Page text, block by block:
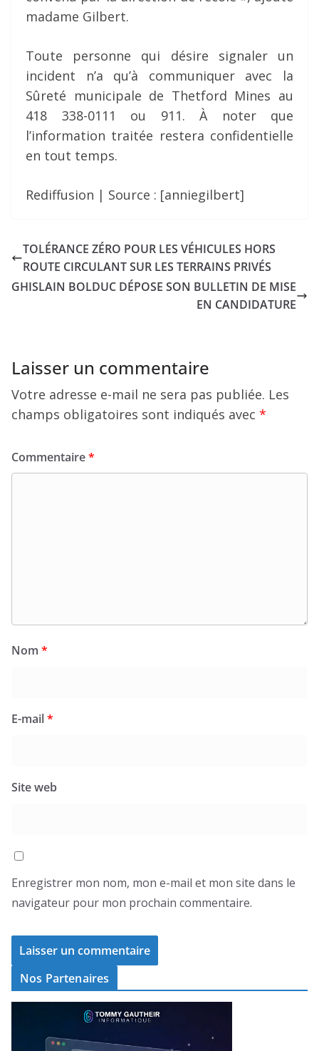
madame Gilbert.
Toute personne qui désire signaler un
incident n’a qu’à communiquer avec la
Sûreté municipale de Thetford Mines au
418 338-0111 ou 911. À noter que
l’information traitée restera confidentielle
en tout temps.
Rediffusion | Source : [anniegilbert]
TOLÉRANCE ZÉRO POUR LES VÉHICULES HORS
ROUTE CIRCULANT SUR LES TERRAINS PRIVÉS
GHISLAIN BOLDUC DÉPOSE SON BULLETIN DE MISE
EN CANDIDATURE
Laisser un commentaire
Votre adresse e-mail ne sera pas publiée. Les
champs obligatoires sont indiqués avec *
Commentaire*
Nom *
E-mail*
Site web
Enregistrer mon nom, mon e-mail et mon site dans le
navigateur pour mon prochain commentaire.
Nos Partenaires